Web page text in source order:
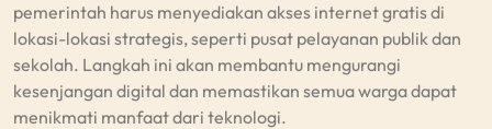
pemerintah harus menyediakan akses internet gratis di
lokasi-lokasi strategis, seperti pusat pelayanan publik dan
sekolah. Langkah ini akan membantu mengurangi
kesenjangan digital dan memastikan semua warga dapat
menikmati manfaat dari teknologi.